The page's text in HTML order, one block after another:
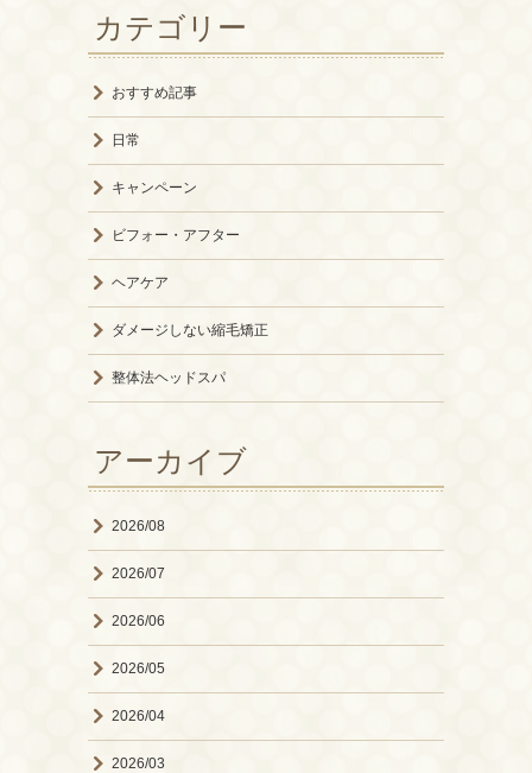
カテゴリー
おすすめ記事
日常
キャンペーン
ビフォー・アフター
ヘアケア
ダメージしない縮毛矯正
整体法ヘッドスパ
アーカイブ
2026/08
2026/07
2026/06
2026/05
2026/04
2026/03